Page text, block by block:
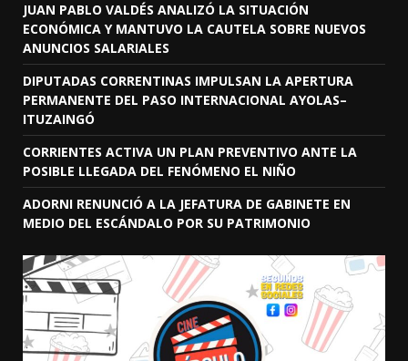
JUAN PABLO VALDÉS ANALIZÓ LA SITUACIÓN
ECONÓMICA Y MANTUVO LA CAUTELA SOBRE NUEVOS
ANUNCIOS SALARIALES
DIPUTADAS CORRENTINAS IMPULSAN LA APERTURA
PERMANENTE DEL PASO INTERNACIONAL AYOLAS–
ITUZAINGÓ
CORRIENTES ACTIVA UN PLAN PREVENTIVO ANTE LA
POSIBLE LLEGADA DEL FENÓMENO EL NIÑO
ADORNI RENUNCIÓ A LA JEFATURA DE GABINETE EN
MEDIO DEL ESCÁNDALO POR SU PATRIMONIO